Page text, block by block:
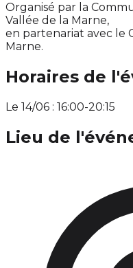
Organisé par la
Vallée de la Marne,
en partenariat avec le
Marne.
Horaires de
Le 14/06 : 16:00-20:15
Lieu de